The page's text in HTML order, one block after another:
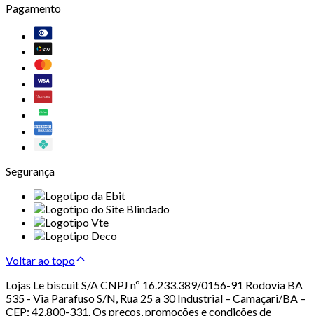
Pagamento
Segurança
Voltar ao topo
Lojas Le biscuit S/A CNPJ nº 16.233.389/0156-91 Rodovia BA
535 - Via Parafuso S/N, Rua 25 a 30 Industrial – Camaçari/BA –
CEP: 42.800-331. Os preços, promoções e condições de